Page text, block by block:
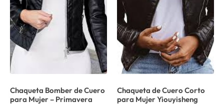
Chaqueta Bomber de Cuero
para Mujer – Primavera
Chaqueta de Cuero Corto
para Mujer Yiouyisheng